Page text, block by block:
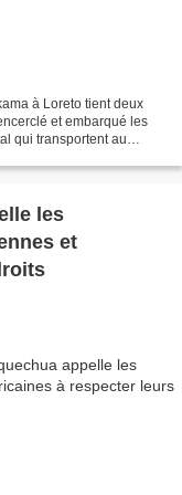
à Loreto tient deux
et embarqué les
qui transportent au
les
et